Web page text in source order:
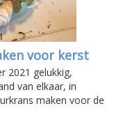
voor kerst
2021 gelukkig,
van elkaar, in
maken voor de